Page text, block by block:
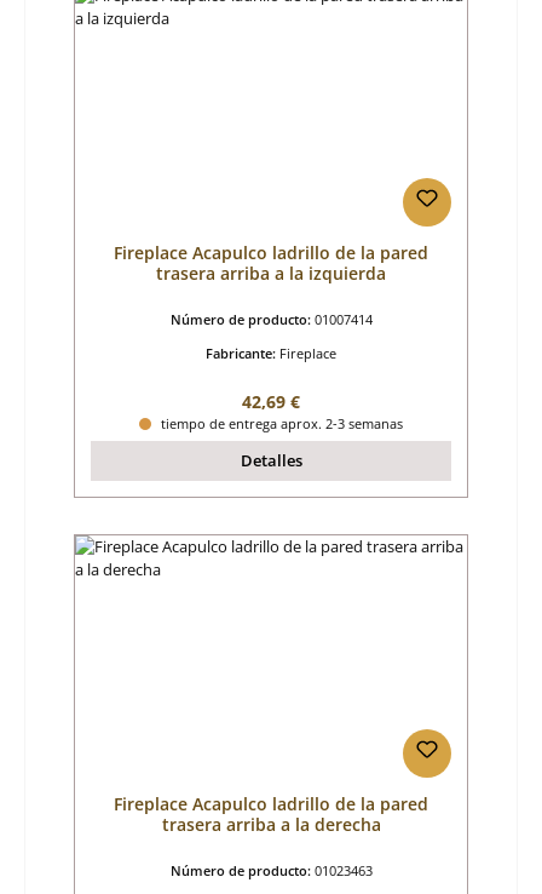
Fireplace Acapulco ladrillo de la pared
trasera arriba a la izquierda
Número de producto: 01007414
Fabricante: Fireplace
Precio normal:
42,69 €
tiempo de entrega aprox. 2-3 semanas
Detalles
Fireplace Acapulco ladrillo de la pared
trasera arriba a la derecha
Número de producto: 01023463